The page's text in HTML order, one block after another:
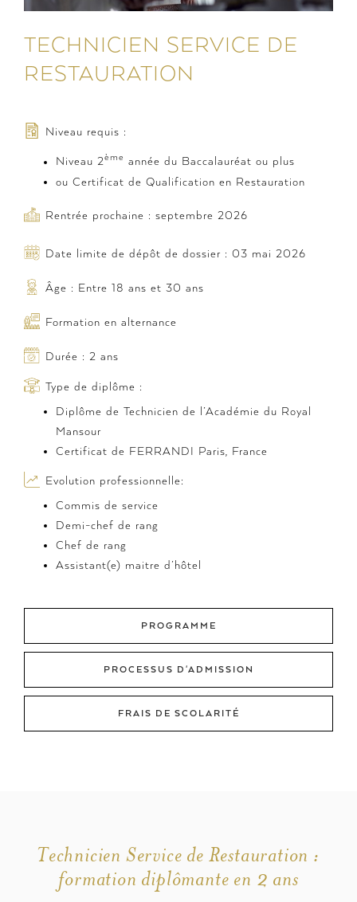
TECHNICIEN SERVICE DE
RESTAURATION
Niveau requis :
Niveau 2ème année du Baccalauréat ou plus
ou Certificat de Qualification en Restauration
Rentrée prochaine : septembre 2026
Date limite de dépôt de dossier : 03 mai 2026
Âge : Entre 18 ans et 30 ans
Formation en alternance
Durée : 2 ans
Type de diplôme :
Diplôme de Technicien de l’Académie du Royal
Mansour
Certificat de FERRANDI Paris, France
Evolution professionnelle:
Commis de service
Demi-chef de rang
Chef de rang
Assistant(e) maitre d’hôtel
PROGRAMME
PROCESSUS D'ADMISSION
FRAIS DE SCOLARITÉ
Technicien Service de Restauration :
formation diplômante en 2 ans